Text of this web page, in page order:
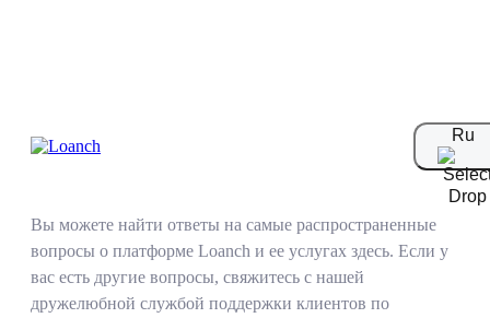
Ru
Часто задаваемые вопросы
Вы можете найти ответы на самые распространенные
вопросы о платформе Loanch и ее услугах здесь. Если у
вас есть другие вопросы, свяжитесь с нашей
дружелюбной службой поддержки клиентов по